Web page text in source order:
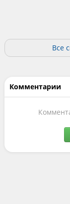
Все
Комментарии